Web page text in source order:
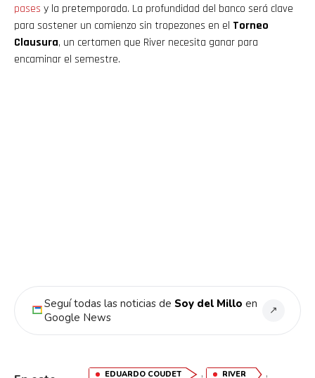
pases y la pretemporada. La profundidad del banco será clave
para sostener un comienzo sin tropezones en el Torneo
Clausura, un certamen que River necesita ganar para
encaminar el semestre.
Seguí todas las noticias de Soy del Millo en
Google News
↗
EDUARDO COUDET , RIVER ,